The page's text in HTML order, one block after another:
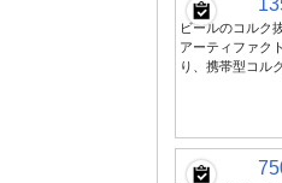
ビールのコルク
アーティファク
り、携帯型コル